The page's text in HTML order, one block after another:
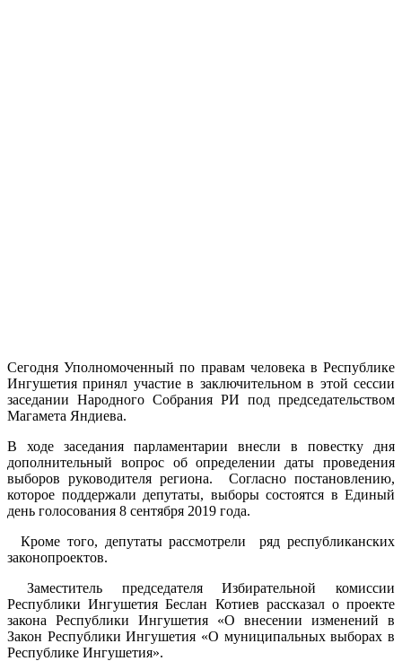
Сегодня Уполномоченный по правам человека в Республике
Ингушетия принял участие в заключительном в этой сессии
заседании Народного Собрания РИ под председательством
Магамета Яндиева.
В ходе заседания парламентарии внесли в повестку дня
дополнительный вопрос об определении даты проведения
выборов руководителя региона. Согласно постановлению,
которое поддержали депутаты, выборы состоятся в Единый
день голосования 8 сентября 2019 года.
Кроме того, депутаты рассмотрели ряд республиканских
законопроектов.
Заместитель председателя Избирательной комиссии
Республики Ингушетия Беслан Котиев рассказал о проекте
закона Республики Ингушетия «О внесении изменений в
Закон Республики Ингушетия «О муниципальных выборах в
Республике Ингушетия».